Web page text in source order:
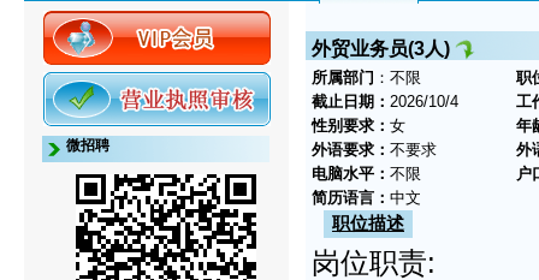
微招聘
外贸业务员(3人)
所属部门 ：不限
职
截止日期： 2026/10/4
工
性别要求： 女
年
外语要求： 不要求
外
电脑水平： 不限
户
简历语言： 中文
职位描述
岗位职责: